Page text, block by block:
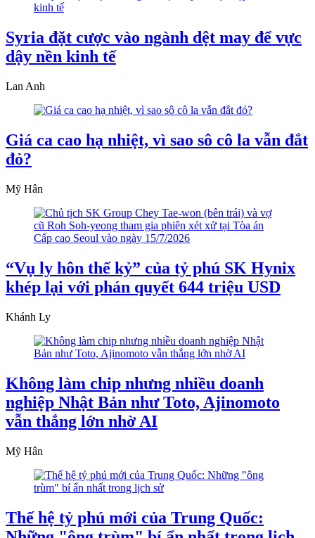
Syria đặt cược vào ngành dệt may để vực
dậy nền kinh tế
Lan Anh
Giá ca cao hạ nhiệt, vì sao sô cô la vẫn đắt
đỏ?
Mỹ Hân
“Vụ ly hôn thế kỷ” của tỷ phú SK Hynix
khép lại với phán quyết 644 triệu USD
Khánh Ly
Không làm chip nhưng nhiều doanh
nghiệp Nhật Bản như Toto, Ajinomoto
vẫn thắng lớn nhờ AI
Mỹ Hân
Thế hệ tỷ phú mới của Trung Quốc: